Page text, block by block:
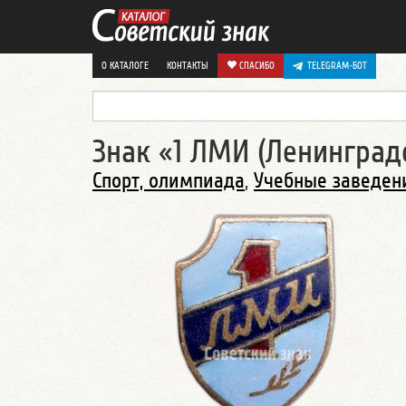
О КАТАЛОГЕ КОНТАКТЫ СПАСИБО TELEGRAM-БОТ
Знак «1 ЛМИ
Спорт, олимпиада, Учебные